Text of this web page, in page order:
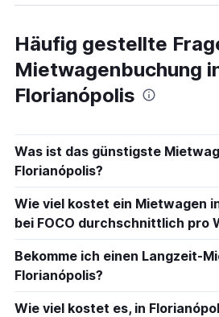
Häufig gestellte
Mietwagenbuchung
Florianópolis
Was ist das günstigste
Florianópolis?
Wie viel kostet ein Mietwagen
bei FOCO durchschnittlich pro
Bekomme ich einen Langzeit-
Florianópolis?
Wie viel kostet es, in